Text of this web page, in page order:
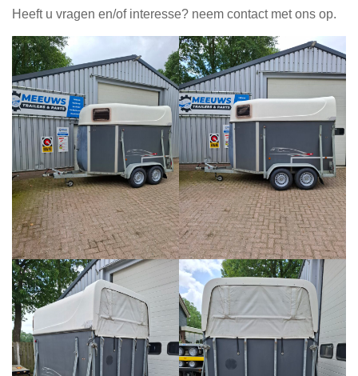
Heeft u vragen en/of interesse? neem contact met ons op.